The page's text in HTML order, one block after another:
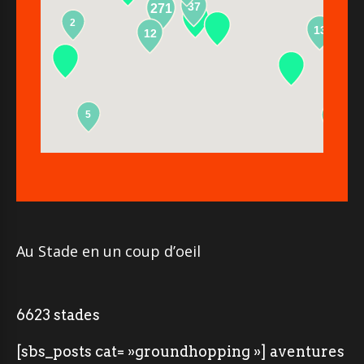
271
13
37
2
5
12
Au Stade en un coup d’oeil
6623 stades
[sbs_posts cat= »groundhopping »] aventures